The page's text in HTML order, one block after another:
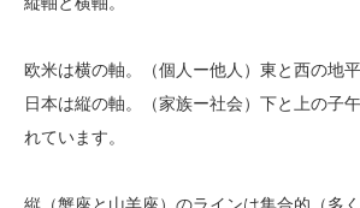
欧米は横の軸。（個人ー他人）東と西の地平
日本は縦の軸。（家族ー社会）下と上の子
れています。